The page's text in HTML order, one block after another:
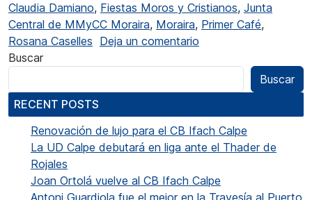
Claudia Damiano, Fiestas Moros y Cristianos, Junta
Central de MMyCC Moraira, Moraira, Primer Café,
Rosana Caselles Deja un comentario
Buscar
Buscar
RECENT POSTS
Renovación de lujo para el CB Ifach Calpe
La UD Calpe debutará en liga ante el Thader de
Rojales
Joan Ortolá vuelve al CB Ifach Calpe
Antoni Guardiola fue el mejor en la Travesía al Puerto